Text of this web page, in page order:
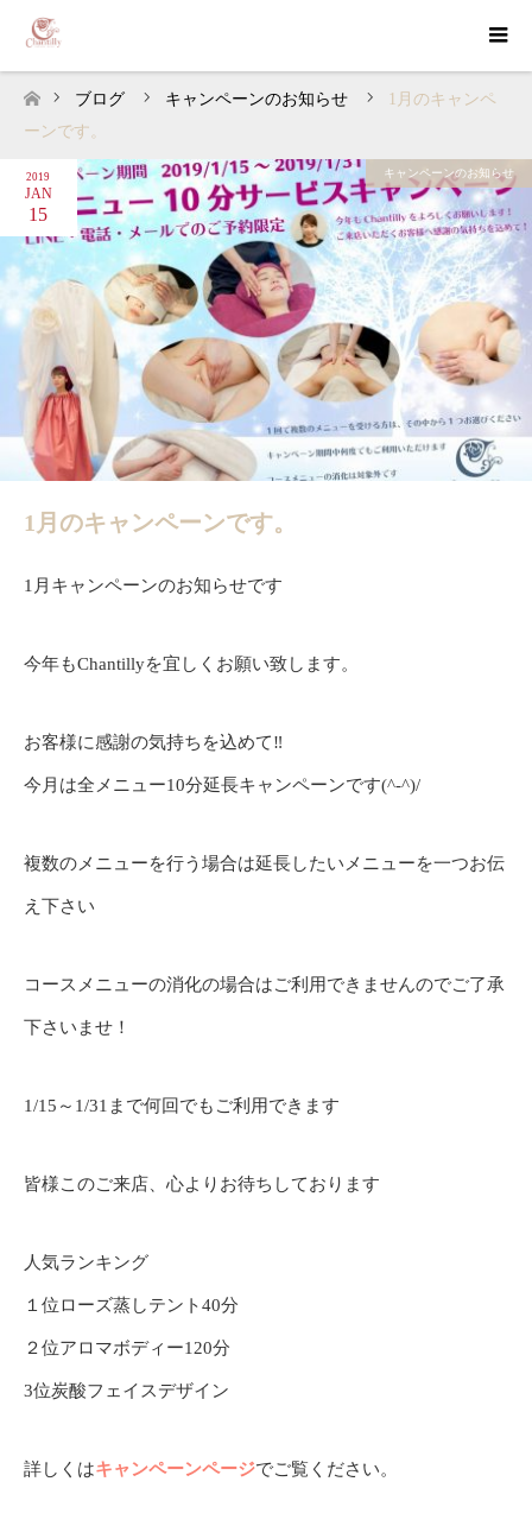
ホーム
ブログ キャンペーンのお知らせ
1月のキャンペ
ーンです。
2019
JAN
15
キャンペーンのお知らせ
1月のキャンペーンです。
1月キャンペーンのお知らせです
今年もChantillyを宜しくお願い致します。
お客様に感謝の気持ちを込めて‼️
今月は全メニュー10分延長キャンペーンです(^-^)/
複数のメニューを行う場合は延長したいメニューを一つお伝
え下さい
コースメニューの消化の場合はご利用できませんのでご了承
下さいませ！
1/15～1/31まで何回でもご利用できます
皆様このご来店、心よりお待ちしております
人気ランキング
１位ローズ蒸しテント40分
２位アロマボディー120分
3位炭酸フェイスデザイン
詳しくはキャンペーンページでご覧ください。